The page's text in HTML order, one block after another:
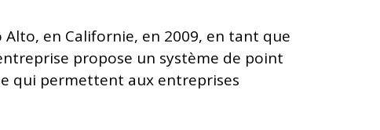
en Californie, en 2009, en tant que
propose un système de point
qui permettent aux entreprises